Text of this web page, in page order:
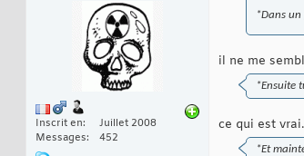
Inscrit en
Juillet 2008
Messages
452
*Dans
il ne me
*Ensuite
ce qui est vrai.
*Et